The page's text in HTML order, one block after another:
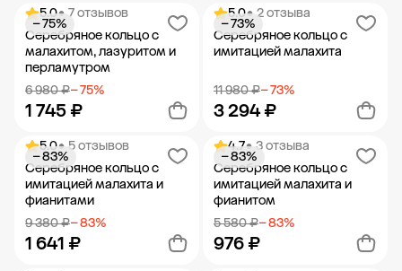
Добавить в корзину Добавить в корзину
5.0• 7 отзывов
Серебряное кольцо с
малахитом, лазуритом и
перламутром
6 980 ₽− 75%
1 745 ₽
− 75%
Добавить в корзину
5.0• 2 отзыва
Серебряное кольцо с
имитацией малахита
11 980 ₽− 73%
3 294 ₽
− 73%
Добавить в корзину
5.0• 5 отзывов
Серебряное кольцо с
имитацией малахита и
фианитами
9 380 ₽− 83%
1 641 ₽
− 83%
4.7• 3 отзыва
Серебряное кольцо с
имитацией малахита и
фианитом
5 580 ₽− 83%
976 ₽
− 83%